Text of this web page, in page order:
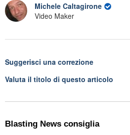
Michele Caltagirone
Video Maker
Suggerisci una correzione
Valuta il titolo di questo articolo
Blasting News consiglia